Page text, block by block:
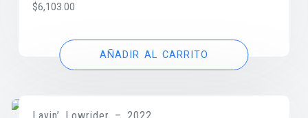
$6,103.00
AÑADIR AL CARRITO